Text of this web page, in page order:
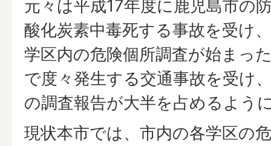
元々は平成17年度に鹿児島市の
酸化炭素中毒死する事故を受け
学区内の危険個所調査が始まっ
で度々発生する交通事故を受け
の調査報告が大半を占めるよう
現状本市では、市内の各学区の